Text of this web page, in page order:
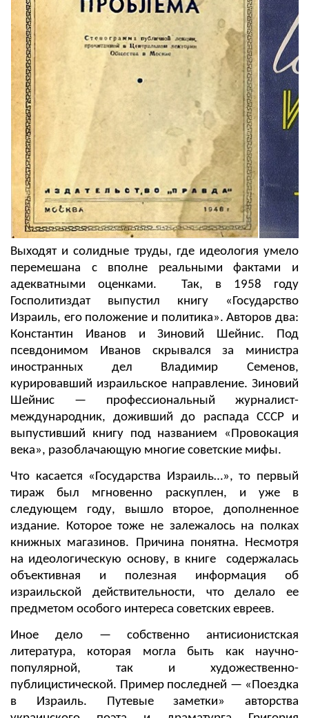
Выходят и солидные труды, где идеология умело
перемешана с вполне реальными фактами и
адекватными оценками. Так, в 1958 году
Госполитиздат выпустил книгу «Государство
Израиль, его положение и политика». Авторов два:
Константин Иванов и Зиновий Шейнис. Под
псевдонимом Иванов скрывался за министра
иностранных дел Владимир Семенов,
курировавший израильское направление. Зиновий
Шейнис — профессиональный журналист-
международник, доживший до распада СССР и
выпустивший книгу под названием «Провокация
века», разоблачающую многие советские мифы.
Что касается «Государства Израиль…», то первый
тираж был мгновенно раскуплен, и уже в
следующем году, вышло второе, дополненное
издание. Которое тоже не залежалось на полках
книжных магазинов. Причина понятна. Несмотря
на идеологическую основу, в книге содержалась
объективная и полезная информация об
израильской действительности, что делало ее
предметом особого интереса советских евреев.
Иное дело — собственно антисионистская
литература, которая могла быть как научно-
популярной, так и художественно-
публицистической. Пример последней — «Поездка
в Израиль. Путевые заметки» авторства